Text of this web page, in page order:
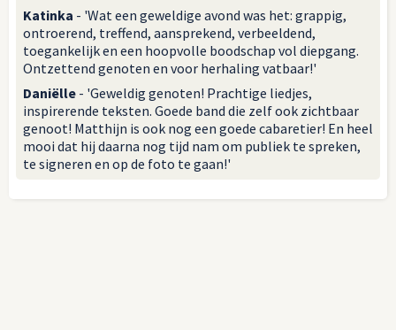
Katinka - 'Wat een geweldige avond was het: grappig,
ontroerend, treffend, aansprekend, verbeeldend,
toegankelijk en een hoopvolle boodschap vol diepgang.
Ontzettend genoten en voor herhaling vatbaar!'
Daniëlle - 'Geweldig genoten! Prachtige liedjes,
inspirerende teksten. Goede band die zelf ook zichtbaar
genoot! Matthijn is ook nog een goede cabaretier! En heel
mooi dat hij daarna nog tijd nam om publiek te spreken,
te signeren en op de foto te gaan!'